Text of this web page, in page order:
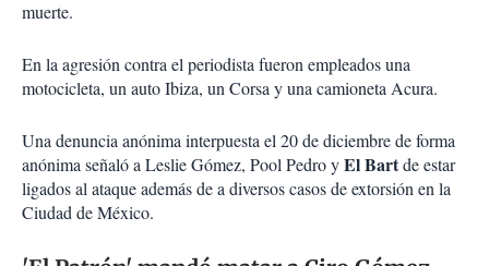
muerte.
En la agresión contra el periodista fueron empleados una
motocicleta, un auto Ibiza, un Corsa y una camioneta Acura.
Una denuncia anónima interpuesta el 20 de diciembre de forma
anónima señaló a Leslie Gómez, Pool Pedro yEl Bartde estar
ligados al ataque además de a diversos casos de extorsión en la
Ciudad de México.